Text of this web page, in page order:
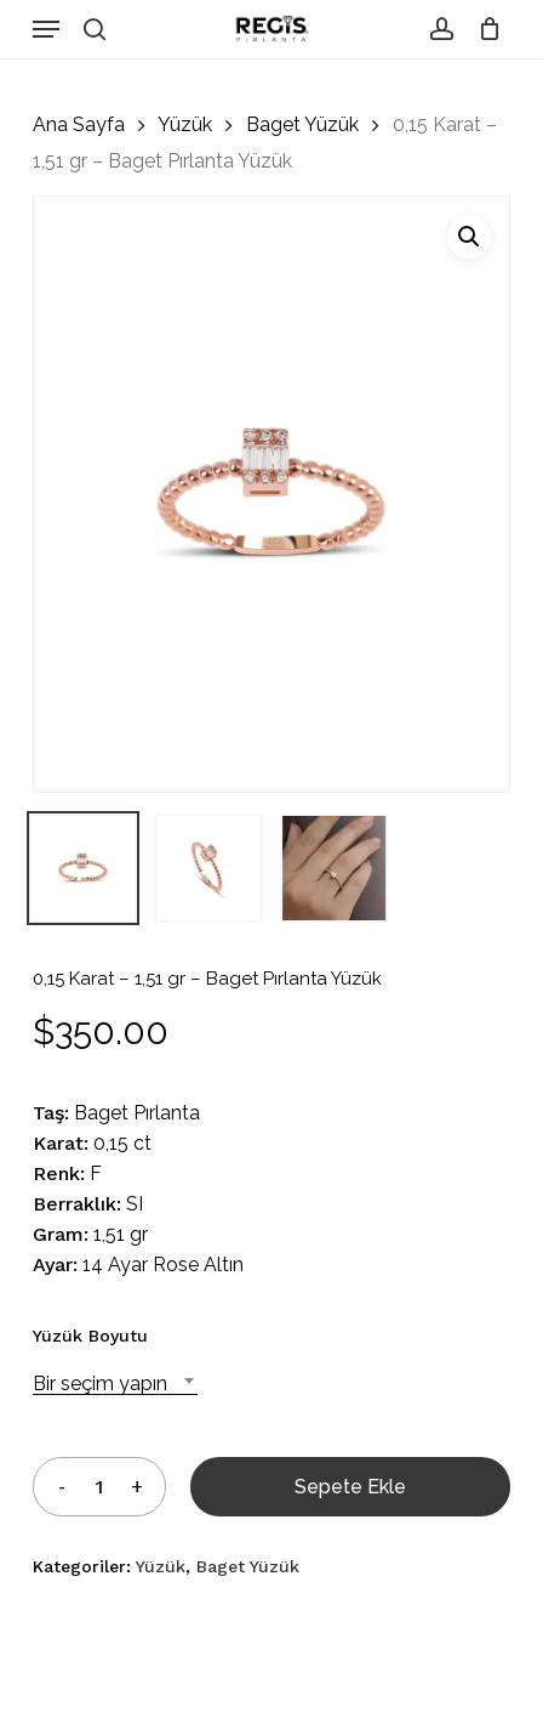
Menu
Ana Sayfa Yüzük Baget Yüzük
0,15 Karat –
1,51 gr – Baget Pırlanta Yüzük
0,15 Karat – 1,51 gr – Baget Pırlanta Yüzük
$350.00
Taş: Baget Pırlanta
Karat: 0,15 ct
Renk: F
Berraklık: SI
Gram: 1,51 gr
Ayar: 14 Ayar Rose Altın
Yüzük Boyutu
Bir seçim yapın
Sepete Ekle
Kategoriler: Yüzük, Baget Yüzük